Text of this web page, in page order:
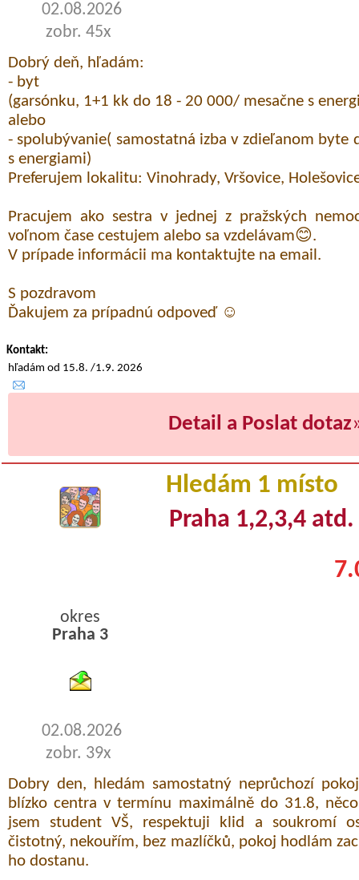
02.08.2026
zobr. 45x
Dobrý deň, hľadám:
- byt
(garsónku, 1+1 kk do 18 - 20 000/ mesačne s
alebo
- spolubývanie( samostatná izba v zdieľanom byte
s energiami)
Preferujem lokalitu: Vinohrady, Vršovice,
Pracujem ako sestra v jednej z pražských
voľnom čase cestujem alebo sa vzdelávam😊.
V prípade informácii ma kontaktujte na email.
S pozdravom
Ďakujem za prípadnú odpoveď ☺️
Kontakt:
hľadám od 15.8. /1.9. 2026
Detail a Poslat dotaz
Hledám 1 místo
Praha 1,2,3,4 atd.
okres
Praha 3
02.08.2026
zobr. 39x
Dobry den, hledám samostatný neprůchozí
blízko centra v termínu maximálně do 31.8,
jsem student VŠ, respektuji klid a soukromí
čistotný, nekouřím, bez mazlíčků, pokoj hodlám
ho dostanu.